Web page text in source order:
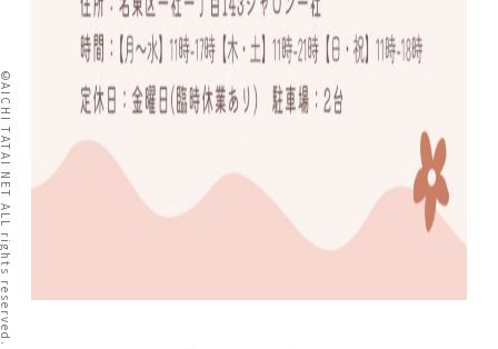
rights reserved.